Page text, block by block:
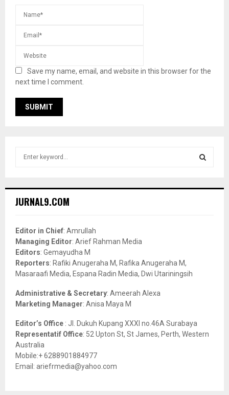
Save my name, email, and website in this browser for the
next time I comment.
h
o
r
:
JURNAL9.COM
Editor in Chief: Amrullah
Managing Editor: Arief Rahman Media
Editors: Gemayudha M
Reporters: Rafiki Anugeraha M, Rafika Anugeraha M,
Masaraafi Media, Espana Radin Media, Dwi Utariningsih
Administrative & Secretary: Ameerah Alexa
Marketing Manager: Anisa Maya M
Editor’s Office : Jl. Dukuh Kupang XXXI no.46A Surabaya
Representatif Office: 52 Upton St, St James, Perth, Western
Australia
Mobile:+ 6288901884977
Email: ariefrmedia@yahoo.com